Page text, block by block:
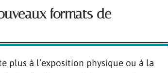
formats de
plus à l’exposition physique ou à la